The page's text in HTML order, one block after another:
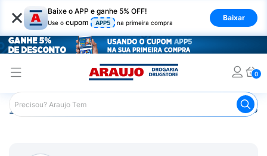
× Baixe o APP e ganhe 5% OFF!
Use o cupom APP5 na primeira compra
Baixar
0
Araujo Medicamentos Remédio para Sistema Nervoso